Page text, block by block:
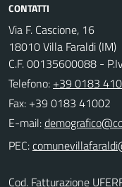
CONTATTI
Via F. Cascione, 16
18010 Villa Faraldi (IM)
C.F. 00135600088 -
Telefono: +39 0183
Fax: +39 0183 41002
E-mail:
PEC:
Cod. Fatturazione